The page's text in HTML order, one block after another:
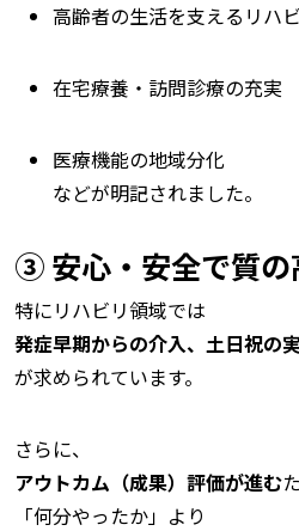
高齢者の生活を支えるリハ
在宅療養・訪問診療の充実
医療機能の地域分化
などが明記されました。
③ 安心・安全で質の
特にリハビリ領域では
発症早期からの介入、土日祝の
が求められています。
さらに、
アウトカム（成果）評価が進む
「何分やったか」より